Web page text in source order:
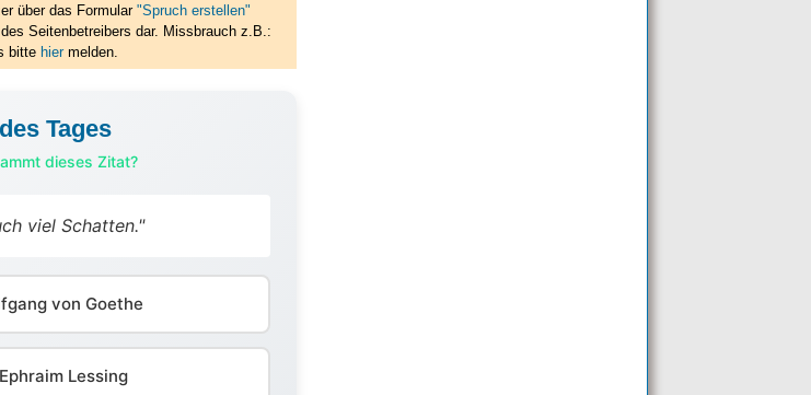
über das Formular "Spruch erstellen"
Seitenbetreibers dar. Missbrauch z.B.:
bitte hiermelden.
Tages
dieses Zitat?
viel Schatten."
von Goethe
Lessing